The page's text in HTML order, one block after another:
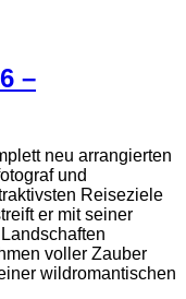
–
neu arrangierten
und
Reiseziele
er mit seiner
voller Zauber
wildromantischen